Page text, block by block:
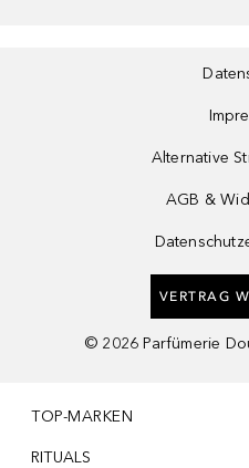
Alternative
AGB &
VERTRAG
© 2026 Parfümerie
TOP-MARKEN
RITUALS